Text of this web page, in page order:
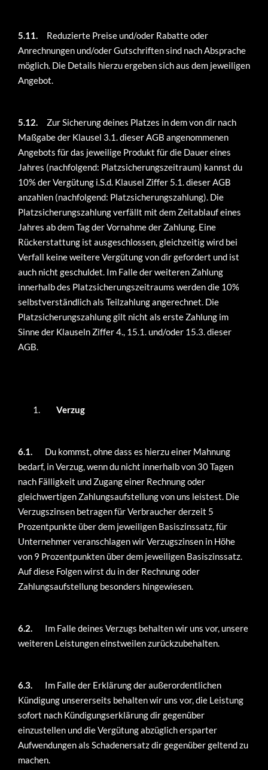
5.11. Reduzierte Preise und/oder Rabatte oder
Anrechnungen und/oder Gutschriften sind nach Absprache
möglich. Die Details hierzu ergeben sich aus dem jeweiligen
Angebot.
5.12. Zur Sicherung deines Platzes in dem von dir nach
Maßgabe der Klausel 3.1. dieser AGB angenommenen
Angebots für das jeweilige Produkt für die Dauer eines
Jahres (nachfolgend: Platzsicherungszeitraum) kannst du
10% der Vergütung i.S.d. Klausel Ziffer 5.1. dieser AGB
anzahlen (nachfolgend: Platzsicherungszahlung). Die
Platzsicherungszahlung verfällt mit dem Zeitablauf eines
Jahres ab dem Tag der Vornahme der Zahlung. Eine
Rückerstattung ist ausgeschlossen, gleichzeitig wird bei
Verfall keine weitere Vergütung von dir gefordert und ist
auch nicht geschuldet. Im Falle der weiteren Zahlung
innerhalb des Platzsicherungszeitraums werden die 10%
selbstverständlich als Teilzahlung angerechnet. Die
Platzsicherungszahlung gilt nicht als erste Zahlung im
Sinne der Klauseln Ziffer 4., 15.1. und/oder 15.3. dieser
AGB.
Verzug
6.1. Du kommst, ohne dass es hierzu einer Mahnung
bedarf, in Verzug, wenn du nicht innerhalb von 30 Tagen
nach Fälligkeit und Zugang einer Rechnung oder
gleichwertigen Zahlungsaufstellung von uns leistest. Die
Verzugszinsen betragen für Verbraucher derzeit 5
Prozentpunkte über dem jeweiligen Basiszinssatz, für
Unternehmer veranschlagen wir Verzugszinsen in Höhe
von 9 Prozentpunkten über dem jeweiligen Basiszinssatz.
Auf diese Folgen wirst du in der Rechnung oder
Zahlungsaufstellung besonders hingewiesen.
6.2. Im Falle deines Verzugs behalten wir uns vor, unsere
weiteren Leistungen einstweilen zurückzubehalten.
6.3. Im Falle der Erklärung der außerordentlichen
Kündigung unsererseits behalten wir uns vor, die Leistung
sofort nach Kündigungserklärung dir gegenüber
einzustellen und die Vergütung abzüglich ersparter
Aufwendungen als Schadenersatz dir gegenüber geltend zu
machen.